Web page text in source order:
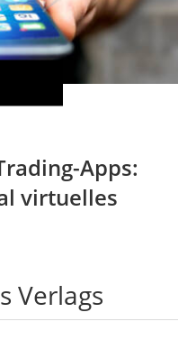
Apps:
virtuelles
Verlags